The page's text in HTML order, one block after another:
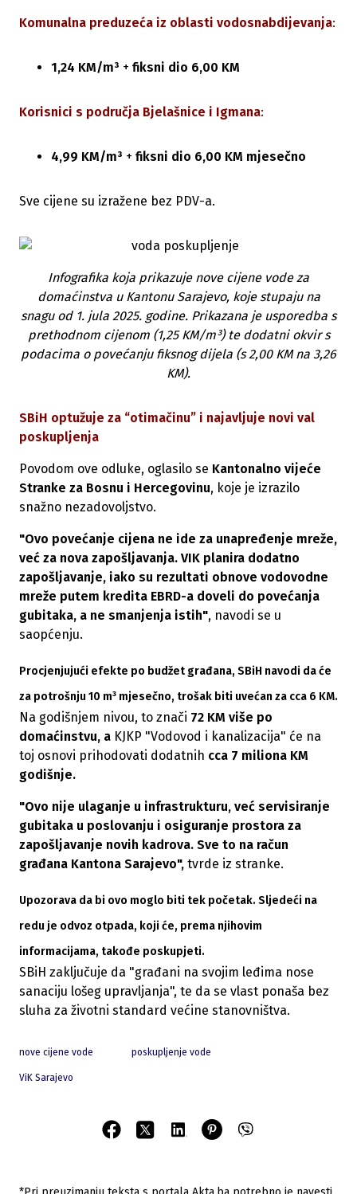
Komunalna preduzeća iz oblasti vodosnabdijevanja:
1,24 KM/m³ + fiksni dio 6,00 KM
Korisnici s područja Bjelašnice i Igmana:
4,99 KM/m³ + fiksni dio 6,00 KM mjesečno
Sve cijene su izražene bez PDV-a.
Infografika koja prikazuje nove cijene vode za
domaćinstva u Kantonu Sarajevo, koje stupaju na
snagu od 1. jula 2025. godine. Prikazana je usporedba s
prethodnom cijenom (1,25 KM/m³) te dodatni okvir s
podacima o povećanju fiksnog dijela (s 2,00 KM na 3,26
KM).
SBiH optužuje za “otimačinu” i najavljuje novi val
poskupljenja
Povodom ove odluke, oglasilo se Kantonalno vijeće
Stranke za Bosnu i Hercegovinu, koje je izrazilo
snažno nezadovoljstvo.
"Ovo povećanje cijena ne ide za unapređenje mreže,
već za nova zapošljavanja. VIK planira dodatno
zapošljavanje, iako su rezultati obnove vodovodne
mreže putem kredita EBRD-a doveli do povećanja
gubitaka, a ne smanjenja istih", navodi se u
saopćenju.
Procjenjujući efekte po budžet građana, SBiH navodi da će
za potrošnju 10 m³ mjesečno, trošak biti uvećan za cca 6 KM.
Na godišnjem nivou, to znači 72 KM više po
domaćinstvu, a KJKP "Vodovod i kanalizacija" će na
toj osnovi prihodovati dodatnih cca 7 miliona KM
godišnje.
"Ovo nije ulaganje u infrastrukturu, već servisiranje
gubitaka u poslovanju i osiguranje prostora za
zapošljavanje novih kadrova. Sve to na račun
građana Kantona Sarajevo", tvrde iz stranke.
Upozorava da bi ovo moglo biti tek početak. Sljedeći na
redu je odvoz otpada, koji će, prema njihovim
informacijama, takođe poskupjeti.
SBiH zaključuje da "građani na svojim leđima nose
sanaciju lošeg upravljanja", te da se vlast ponaša bez
sluha za životni standard većine stanovništva.
nove cijene vode poskupljenje vode
ViK Sarajevo